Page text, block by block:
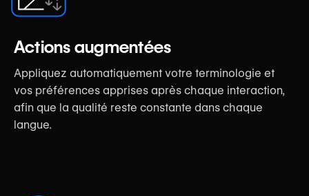
Actions augmentées
Appliquez automatiquement votre terminologie et
vos préférences apprises après chaque interaction,
afin que la qualité reste constante dans chaque
langue.